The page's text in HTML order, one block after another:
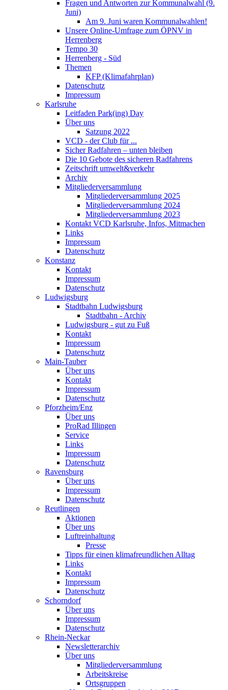
Fragen und Antworten zur Kommunalwahl (9.
Juni)
Am 9. Juni waren Kommunalwahlen!
Unsere Online-Umfrage zum ÖPNV in
Herrenberg
Tempo 30
Herrenberg - Süd
Themen
KFP (Klimafahrplan)
Datenschutz
Impressum
Karlsruhe
Leitfaden Park(ing) Day
Über uns
Satzung 2022
VCD - der Club für ...
Sicher Radfahren – unten bleiben
Die 10 Gebote des sicheren Radfahrens
Zeitschrift umwelt&verkehr
Archiv
Mitgliederversammlung
Mitgliederversammlung 2025
Mitgliederversammlung 2024
Mitgliederversammlung 2023
Kontakt VCD Karlsruhe, Infos, Mitmachen
Links
Impressum
Datenschutz
Konstanz
Kontakt
Impressum
Datenschutz
Ludwigsburg
Stadtbahn Ludwigsburg
Stadtbahn - Archiv
Ludwigsburg - gut zu Fuß
Kontakt
Impressum
Datenschutz
Main-Tauber
Über uns
Kontakt
Impressum
Datenschutz
Pforzheim/Enz
Über uns
ProRad Illingen
Service
Links
Impressum
Datenschutz
Ravensburg
Über uns
Impressum
Datenschutz
Reutlingen
Aktionen
Über uns
Luftreinhaltung
Presse
Tipps für einen klimafreundlichen Alltag
Links
Kontakt
Impressum
Datenschutz
Schorndorf
Über uns
Impressum
Datenschutz
Rhein-Neckar
Newsletterarchiv
Über uns
Mitgliederversammlung
Arbeitskreise
Ortsgruppen